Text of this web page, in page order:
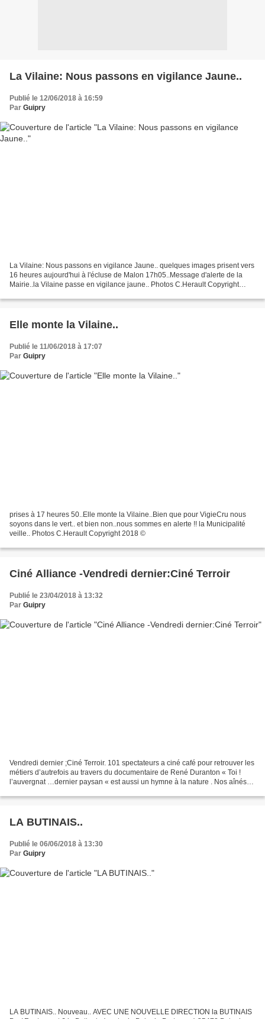
La Vilaine: Nous passons en vigilance Jaune..
Publié le 12/06/2018 à 16:59
Par Guipry
La Vilaine: Nous passons en vigilance Jaune.. quelques images prisent vers
16 heures aujourd'hui à l'écluse de Malon 17h05..Message d'alerte de la
Mairie..la Vilaine passe en vigilance jaune.. Photos C.Herault Copyright
Elle monte la Vilaine..
Publié le 11/06/2018 à 17:07
Par Guipry
prises à 17 heures 50..Elle monte la Vilaine..Bien que pour VigieCru nous
soyons dans le vert.. et bien non..nous sommes en alerte !! la Municipalité
veille.. Photos C.Herault Copyright 2018 ©
Ciné Alliance -Vendredi dernier:Ciné Terroir
Publié le 23/04/2018 à 13:32
Par Guipry
Vendredi dernier ;Ciné Terroir. 101 spectateurs a ciné café pour retrouver les
métiers d’autrefois au travers du documentaire de René Duranton « Toi !
l’auvergnat …dernier paysan « est aussi un hymne à la nature . Nos aînés
LA BUTINAIS..
Publié le 06/06/2018 à 13:30
Par Guipry
LA BUTINAIS.. Nouveau.. AVEC UNE NOUVELLE DIRECTION la BUTINAIS